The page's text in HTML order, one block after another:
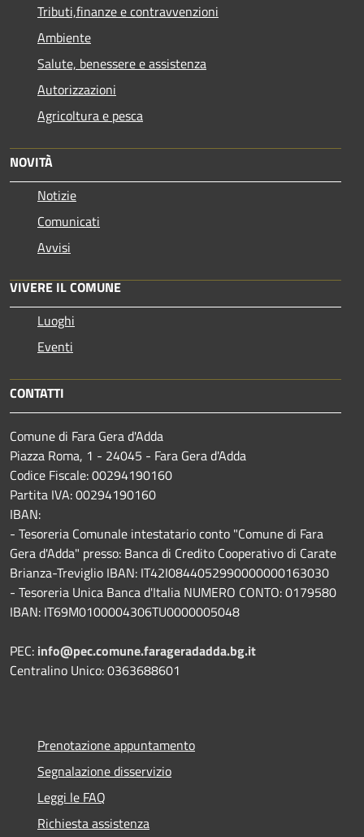
Tributi,finanze e contravvenzioni
Ambiente
Salute, benessere e assistenza
Autorizzazioni
Agricoltura e pesca
NOVITÀ
Notizie
Comunicati
Avvisi
VIVERE IL COMUNE
Luoghi
Eventi
CONTATTI
Comune di Fara Gera d'Adda
Piazza Roma, 1 - 24045 - Fara Gera d'Adda
Codice Fiscale: 00294190160
Partita IVA: 00294190160
IBAN:
- Tesoreria Comunale intestatario conto "Comune di Fara
Gera d'Adda" presso: Banca di Credito Cooperativo di Carate
Brianza-Treviglio IBAN: IT42I0844052990000000163030
- Tesoreria Unica Banca d'Italia NUMERO CONTO: 0179580
IBAN: IT69M0100004306TU0000005048
PEC: info@pec.comune.farageradadda.bg.it
Centralino Unico: 0363688601
Prenotazione appuntamento
Segnalazione disservizio
Leggi le FAQ
Richiesta assistenza